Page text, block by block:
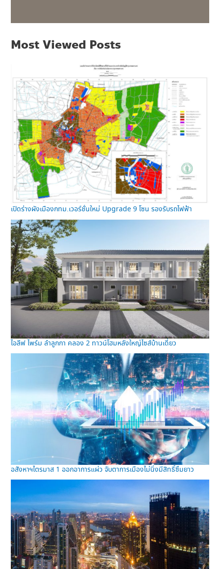
Most Viewed Posts
เปิดร่างผังเมืองกทม.เวอร์ชั่นใหม่ Upgrade 9 โซน รองรับรถไฟฟ้า
ไอลีฟ ไพร์ม ลำลูกกา คลอง 2 ทาวน์โฮมหลังใหญ่ไซส์บ้านเดี่ยว
อสังหาฯไตรมาส 1 ออกอาการแผ่ว จับตาการเมืองไม่นิ่งมีสิทธิ์ซึมยาว